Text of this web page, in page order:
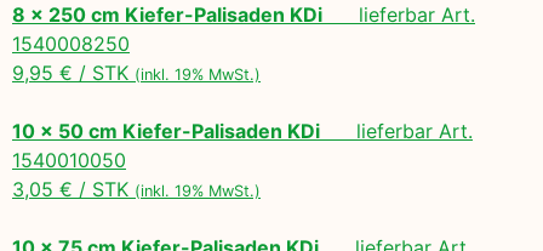
8 x 250 cm Kiefer-Palisaden KDi lieferbar Art.
1540008250
9,95 € / STK (inkl. 19% MwSt.)
10 x 50 cm Kiefer-Palisaden KDi lieferbar Art.
1540010050
3,05 € / STK (inkl. 19% MwSt.)